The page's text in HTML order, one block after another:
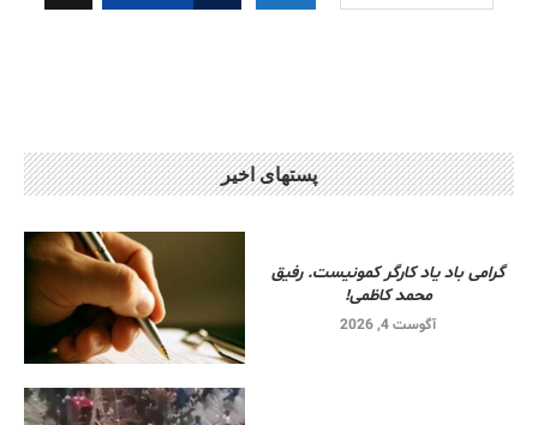
پستهای اخیر
گرامی باد یاد کارگر کمونیست. رفیق
محمد کاظمی!
آگوست 4, 2026